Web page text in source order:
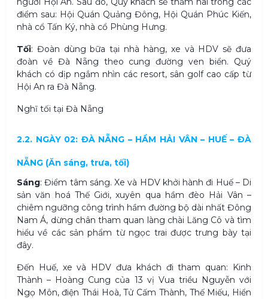
điểm sau: Hội Quán Quảng Đông, Hội Quán Phúc Kiến,
nhà cổ Tấn Ký, nhà cổ Phùng Hưng.
Tối: Đoàn dùng bữa tại nhà hàng, xe và HDV sẽ đưa
đoàn về Đà Nẵng theo cung đường ven biển. Quý
khách có dịp ngắm nhìn các resort, sân golf cao cấp từ
Hội An ra Đà Nẵng.
Nghĩ tối tại Đà Nẵng
2.2. NGÀY 02: ĐÀ NẴNG – HẦM HẢI VÂN – HUẾ – ĐÀ
NẴNG (Ăn sáng, trưa, tối)
Sáng: Điểm tâm sáng. Xe và HDV khởi hành đi Huế – Di
sản văn hoá Thế Giới, xuyên qua hầm đèo Hải Vân –
chiêm ngưỡng công trình hầm đường bộ dài nhất Đông
Nam Á, dừng chân tham quan làng chài Lăng Cô và tìm
hiểu về các sản phẩm từ ngọc trai được trưng bày tại
đây.
Đến Huế, xe và HDV đưa khách đi tham quan: Kinh
Thành – Hoàng Cung của 13 vị Vua triều Nguyễn với
Ngọ Môn, điện Thái Hoà, Tử Cấm Thành, Thế Miếu, Hiển